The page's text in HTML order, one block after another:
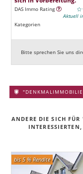
DAS Immo Rating
Aktuell
Kategorien
Bitte sprechen Sie uns
ANDERE DIE SICH
bis 5 % Rendite